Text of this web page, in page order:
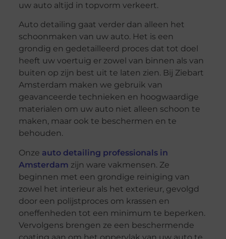
uw auto altijd in topvorm verkeert.
Auto detailing gaat verder dan alleen het
schoonmaken van uw auto. Het is een
grondig en gedetailleerd proces dat tot doel
heeft uw voertuig er zowel van binnen als van
buiten op zijn best uit te laten zien. Bij Ziebart
Amsterdam maken we gebruik van
geavanceerde technieken en hoogwaardige
materialen om uw auto niet alleen schoon te
maken, maar ook te beschermen en te
behouden.
Onze auto detailing professionals in
Amsterdam zijn ware vakmensen. Ze
beginnen met een grondige reiniging van
zowel het interieur als het exterieur, gevolgd
door een polijstproces om krassen en
oneffenheden tot een minimum te beperken.
Vervolgens brengen ze een beschermende